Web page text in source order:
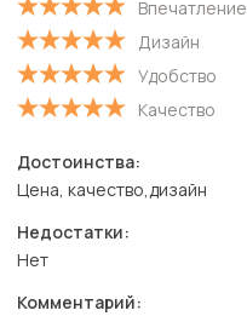
Впечатление
Дизайн
Удобство
Качество
Достоинства:
Цена, качество,дизайн
Недостатки:
Нет
Комментарий: